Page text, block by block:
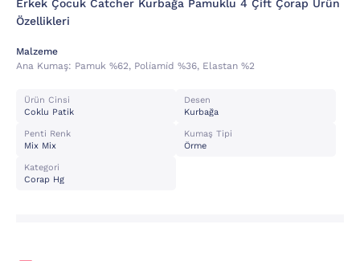
Erkek Çocuk Catcher Kurbağa Pamuklu 4 Çift Çorap Ürün
Özellikleri
Malzeme
Ana Kumaş: Pamuk %62, Poli̇ami̇d %36, Elastan %2
Ürün Cinsi
Coklu Patik
Desen
Kurbağa
Penti Renk
Mix Mix
Kumaş Tipi
Örme
Kategori
Corap Hg